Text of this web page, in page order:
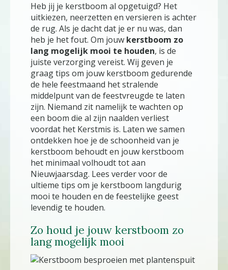
Heb jij je kerstboom al opgetuigd? Het
uitkiezen, neerzetten en versieren is achter
de rug. Als je dacht dat je er nu was, dan
heb je het fout. Om jouw kerstboom zo
lang mogelijk mooi te houden, is de
juiste verzorging vereist. Wij geven je
graag tips om jouw kerstboom gedurende
de hele feestmaand het stralende
middelpunt van de feestvreugde te laten
zijn. Niemand zit namelijk te wachten op
een boom die al zijn naalden verliest
voordat het Kerstmis is. Laten we samen
ontdekken hoe je de schoonheid van je
kerstboom behoudt en jouw kerstboom
het minimaal volhoudt tot aan
Nieuwjaarsdag. Lees verder voor de
ultieme tips om je kerstboom langdurig
mooi te houden en de feestelijke geest
levendig te houden.
Zo houd je jouw kerstboom zo
lang mogelijk mooi